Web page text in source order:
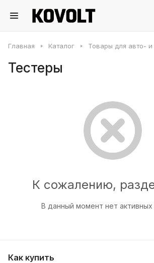
Главная Каталог Товары для авто- и
Тестеры
К сожалению,
В данный момент нет активных
Как купить